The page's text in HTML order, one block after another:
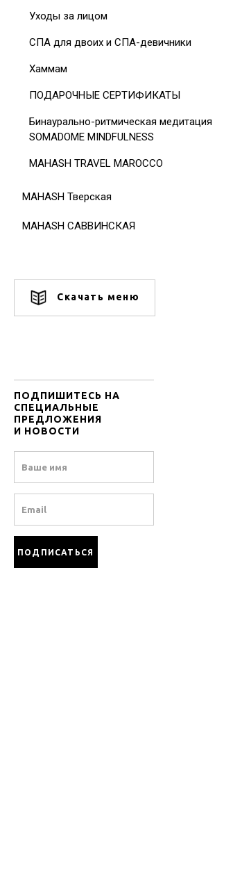
Уходы за лицом
СПА для двоих и СПА-девичники
Хаммам
ПОДАРОЧНЫЕ СЕРТИФИКАТЫ
Бинаурально-ритмическая медитация
SOMADOME MINDFULNESS
MAHASH TRAVEL MAROCCO
MAHASH Тверская
MAHASH САВВИНСКАЯ
Скачать меню
ПОДПИШИТЕСЬ НА
СПЕЦИАЛЬНЫЕ
ПРЕДЛОЖЕНИЯ
И НОВОСТИ